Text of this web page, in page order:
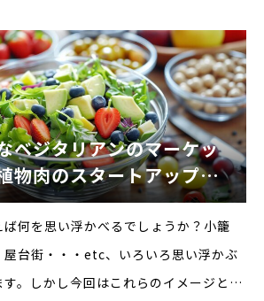
得が難しくなり、一定規模以上のチェ
ベジタリアンのマーケッ
物肉のスタートアップも
何を思い浮かべるでしょうか？小籠
台街・・・etc、いろいろ思い浮かぶ
。しかし今回はこれらのイメージとは